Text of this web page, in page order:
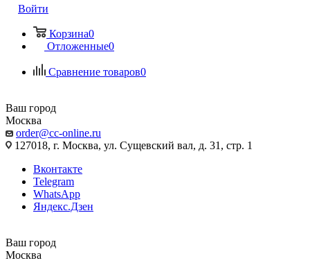
Войти
Корзина0
Отложенные0
Сравнение товаров0
Ваш город
Москва
order@cc-online.ru
127018, г. Москва, ул. Сущевский вал, д. 31, стр. 1
Вконтакте
Telegram
WhatsApp
Яндекс.Дзен
Ваш город
Москва